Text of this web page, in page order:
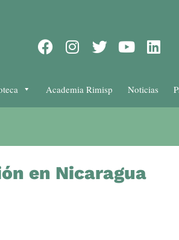
Academia Rimisp Noticias
en Nicaragua